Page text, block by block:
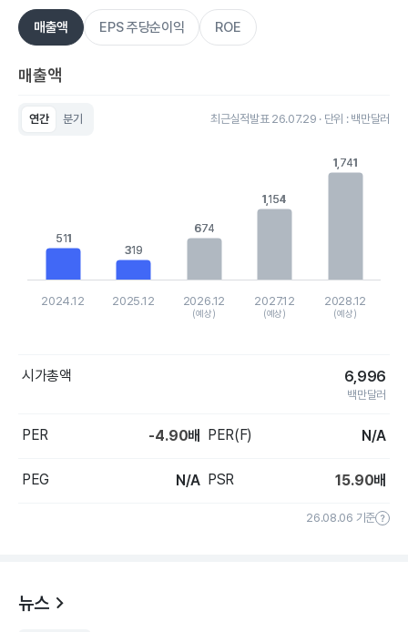
매출액 EPS 주당순이익 ROE
매출액
연간 분기 최근실적발표 26.07.29 · 단위 : 백만달러
The chart has 1 X axis displaying categories.
The chart has 1 Y axis displaying values. Data ranges from
511
511
319
319
674
674
1,154
1,154
1,741
1,741
2024.12 2025.12 2026.12
(예상)
2027.12
(예상)
2028.12
(예상)
시가총액 6,996
백만달러
PER -4.90배 PER(F) N/A
PEG N/A PSR 15.90배
26.08.06 기준
뉴스